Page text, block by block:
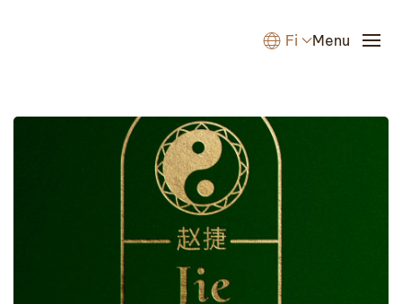
Fi Menu